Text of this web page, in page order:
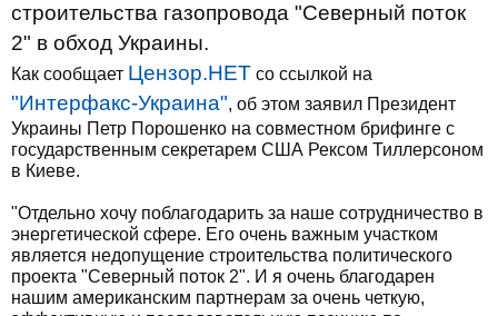
строительства газопровода "Северный поток
2" в обход Украины.
Как сообщает Цензор.НЕТ со ссылкой на
"Интерфакс-Украина", об этом заявил Президент
Украины Петр Порошенко на совместном брифинге с
государственным секретарем США Рексом Тиллерсоном
в Киеве.
"Отдельно хочу поблагодарить за наше сотрудничество в
энергетической сфере. Его очень важным участком
является недопущение строительства политического
проекта "Северный поток 2". И я очень благодарен
нашим американским партнерам за очень четкую,